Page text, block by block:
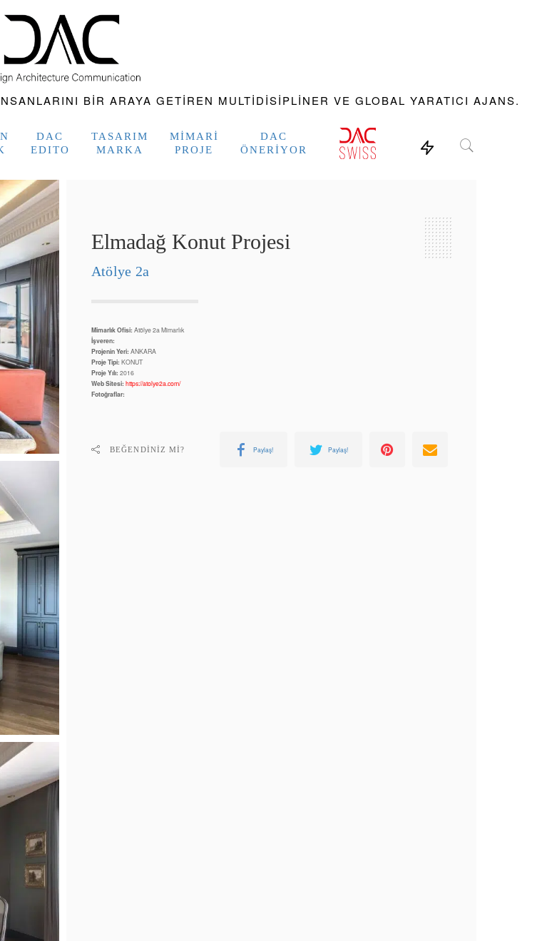
BIR ARAYA GETIREN MULTIDISIPLINER VE GLOBAL YARATICI AJANS.
DAC
EDITO
TASARIM
MARKA
MIMARI
PROJE
DAC
ÖNERIYOR
Elmadağ Konut Projesi
Atölye 2a
Mimarlık Ofisi: Atölye 2a Mimarlık
İşveren:
Projenin Yeri: ANKARA
Proje Tipi: KONUT
Proje Yılı: 2016
Web Sitesi: https://atolye2a.com/
Fotoğraflar:
BEĞENDINIZ MI? Paylaş! Paylaş!